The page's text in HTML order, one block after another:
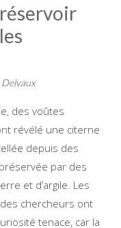
Delvaux
des voûtes
révélé une citerne
depuis des
par des
et d’argile. Les
chercheurs ont
tenace, car la